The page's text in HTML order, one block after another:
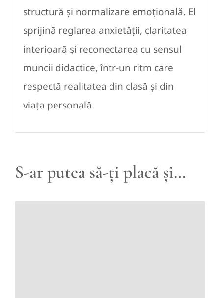
structură și normalizare emoțională. El
sprijină reglarea anxietății, claritatea
interioară și reconectarea cu sensul
muncii didactice, într-un ritm care
respectă realitatea din clasă și din
viața personală.
S-ar putea să-ți placă și…